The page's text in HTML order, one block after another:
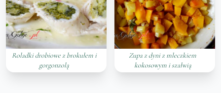
Roladki drobiowe z brokułem i
gorgonzolą
Zupa z dyni z mleczkiem
kokosowym i szałwią